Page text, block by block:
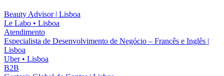
Beauty Advisor | Lisboa
Le Labo • Lisboa
Atendimento
Especialista de Desenvolvimento de Negócio – Francês e Inglês |
Lisboa
Uber • Lisboa
B2B